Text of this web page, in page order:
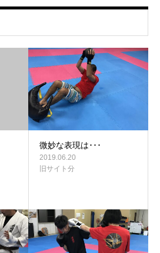
微妙な表現は･･･
2019.06.20
旧サイト分